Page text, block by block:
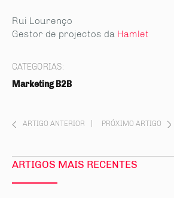
Rui Lourenço
Gestor de projectos da Hamlet
CATEGORIAS:
Marketing B2B
ARTIGO ANTERIOR PRÓXIMO ARTIGO
ARTIGOS MAIS RECENTES